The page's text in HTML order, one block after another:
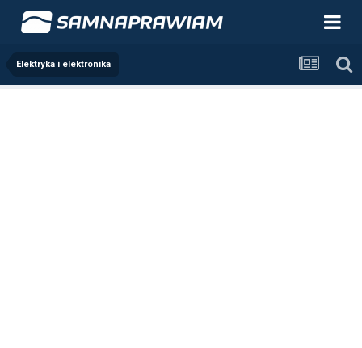
Elektryka i elektronika